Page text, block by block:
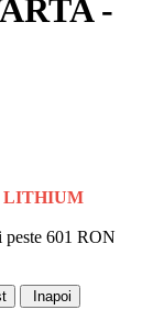
-
LITHIUM
601 RON
Inapoi